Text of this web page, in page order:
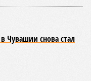
спортсменов
официальный
приняли
турнир
и зрелищный